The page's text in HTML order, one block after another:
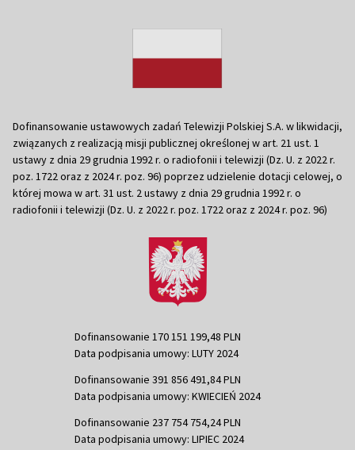
Dofinansowanie ustawowych zadań Telewizji Polskiej S.A. w likwidacji,
związanych z realizacją misji publicznej określonej w art. 21 ust. 1
ustawy z dnia 29 grudnia 1992 r. o radiofonii i telewizji (Dz. U. z 2022 r.
poz. 1722 oraz z 2024 r. poz. 96) poprzez udzielenie dotacji celowej, o
której mowa w art. 31 ust. 2 ustawy z dnia 29 grudnia 1992 r. o
radiofonii i telewizji (Dz. U. z 2022 r. poz. 1722 oraz z 2024 r. poz. 96)
Dofinansowanie 170 151 199,48 PLN
Data podpisania umowy: LUTY 2024
Dofinansowanie 391 856 491,84 PLN
Data podpisania umowy: KWIECIEŃ 2024
Dofinansowanie 237 754 754,24 PLN
Data podpisania umowy: LIPIEC 2024